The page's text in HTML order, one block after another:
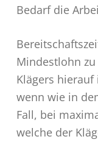
Bedarf die
Mindestlohn
Klägers
wenn wie in
Fall, bei
welche der